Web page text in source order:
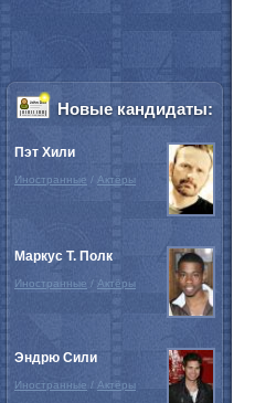
Новые кандидаты:
Пэт Хили
Иностранные / Актёры
Маркус Т. Полк
Иностранные / Актёры
Эндрю Сили
Иностранные / Актёры